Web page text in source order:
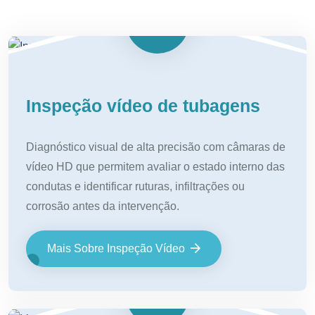
Inspeção vídeo de tubagens
Diagnóstico visual de alta precisão com câmaras de
vídeo HD que permitem avaliar o estado interno das
condutas e identificar ruturas, infiltrações ou
corrosão antes da intervenção.
Mais Sobre Inspeção Vídeo